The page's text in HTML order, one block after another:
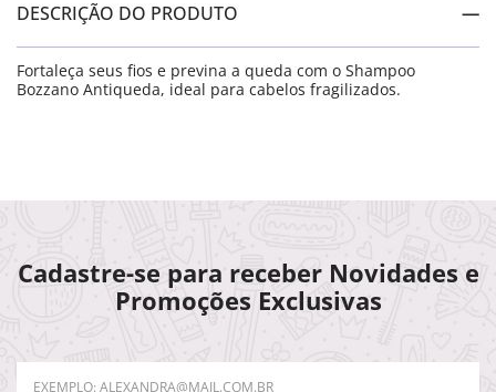
DESCRIÇÃO DO PRODUTO
Fortaleça seus fios e previna a queda com o Shampoo
Bozzano Antiqueda, ideal para cabelos fragilizados.
Cadastre-se para receber Novidades e
Promoções Exclusivas